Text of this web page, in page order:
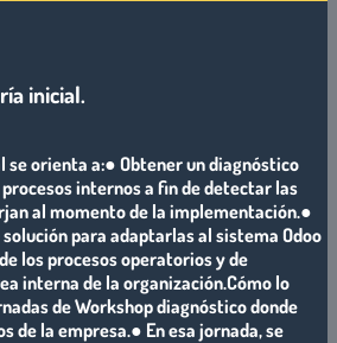
inicial.
se orienta a:● Obtener un diagnóstico
internos a fin de detectar las
al momento de la implementación.●
para adaptarlas al sistema Odoo
los procesos operatorios y de
interna de la organización.Cómo lo
de Workshop diagnóstico donde
de la empresa.● En esa jornada, se